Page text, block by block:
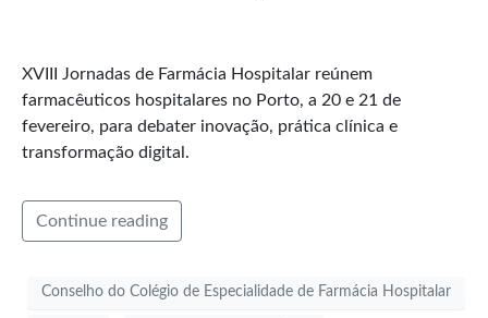
XVIII Jornadas de Farmácia Hospitalar reúnem
farmacêuticos hospitalares no Porto, a 20 e 21 de
fevereiro, para debater inovação, prática clínica e
transformação digital.
Continue reading
Conselho do Colégio de Especialidade de Farmácia Hospitalar